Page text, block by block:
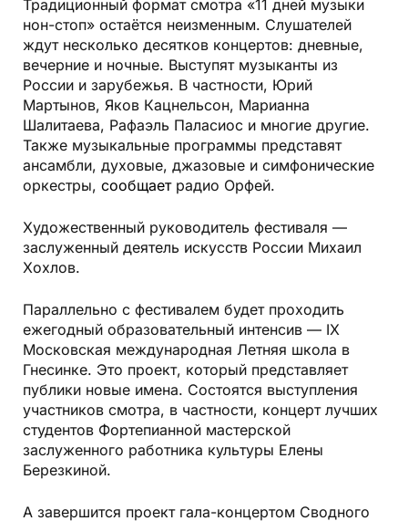
Традиционный формат смотра «11 дней музыки
нон-стоп» остаётся неизменным. Слушателей
ждут несколько десятков концертов: дневные,
вечерние и ночные. Выступят музыканты из
России и зарубежья. В частности, Юрий
Мартынов, Яков Кацнельсон, Марианна
Шалитаева, Рафаэль Паласиос и многие другие.
Также музыкальные программы представят
ансамбли, духовые, джазовые и симфонические
оркестры, сообщаетрадио Орфей.
Художественный руководитель фестиваля —
заслуженный деятель искусств России Михаил
Хохлов.
Параллельно с фестивалем будет проходить
ежегодный образовательный интенсив — IX
Московская международная Летняя школа в
Гнесинке. Это проект, который представляет
публики новые имена. Состоятся выступления
участников смотра, в частности, концерт лучших
студентов Фортепианной мастерской
заслуженного работника культуры Елены
Березкиной.
А завершится проект гала-концертом Сводного